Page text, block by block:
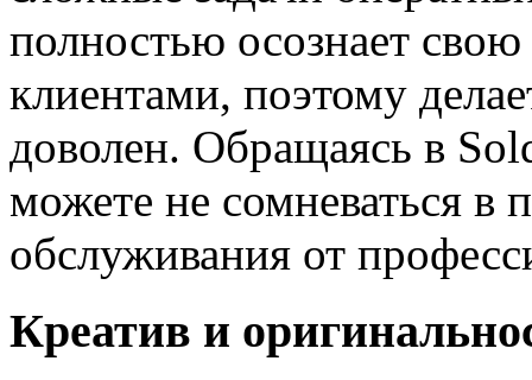
полностью осознает свою
клиентами, поэтому
доволен. Обращаясь в
можете не сомневаться в
обслуживания от
Креатив и